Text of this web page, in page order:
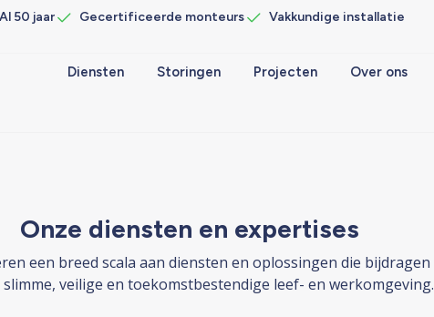
Al 50 jaar Gecertificeerde monteurs
Vakkundige installatie
Diensten Storingen Projecten Over ons
Onze diensten en expertises
een breed scala aan diensten en oplossingen die bijdragen
slimme, veilige en toekomstbestendige leef- en werkomgeving.